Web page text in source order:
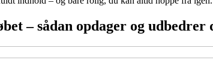
– sådan opdager og udbedrer